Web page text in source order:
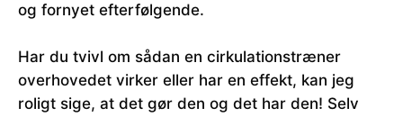
og fornyet efterfølgende.
Har du tvivl om sådan en cirkulationstræner
overhovedet virker eller har en effekt, kan jeg
roligt sige, at det gør den og det har den! Selv